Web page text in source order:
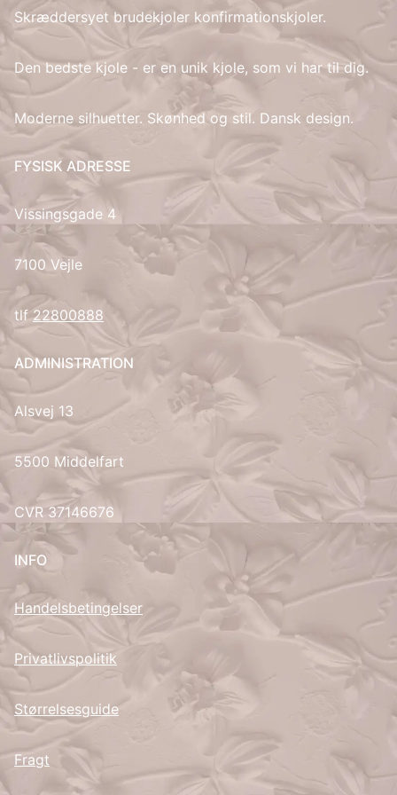
LV
LT
SV
Skræddersyet brudekjoler konfirmationskjoler.
Den bedste kjole - er en unik kjole, som vi har til dig.
Moderne silhuetter. Skønhed og stil. Dansk design.
FYSISK ADRESSE
Vissingsgade 4
7100 Vejle
tlf22800888
ADMINISTRATION
Alsvej 13
5500 Middelfart
CVR 37146676
INFO
Handelsbetingelser
Privatlivspolitik
Størrelsesguide
Fragt